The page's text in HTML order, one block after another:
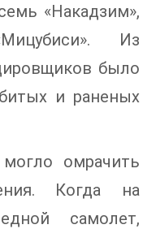
«Накадзим»,
Из
было
и раненых
омрачить
Когда на
самолет,